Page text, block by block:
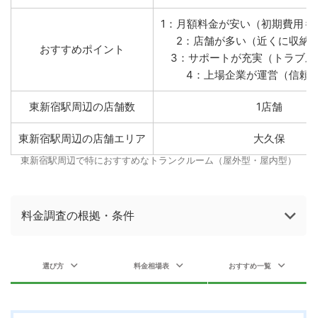
おすすめポイント
1：月額料金が安い（初期費用
2：店舗が多い（近くに収納
3：サポートが充実（トラブ
4：上場企業が運営（信頼
東新宿駅周辺の店舗数 1店舗
東新宿駅周辺の店舗エリア 大久保
東新宿駅周辺で特におすすめなトランクルーム（屋外型・屋内型）
料金調査の根拠・条件
選び方 料金相場表 おすすめ一覧